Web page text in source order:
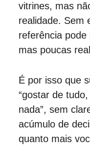
vitrines, mas
realidade. Sem
referência
mas poucas
É por isso que
“gostar de
nada”, sem
acúmulo de
quanto mais